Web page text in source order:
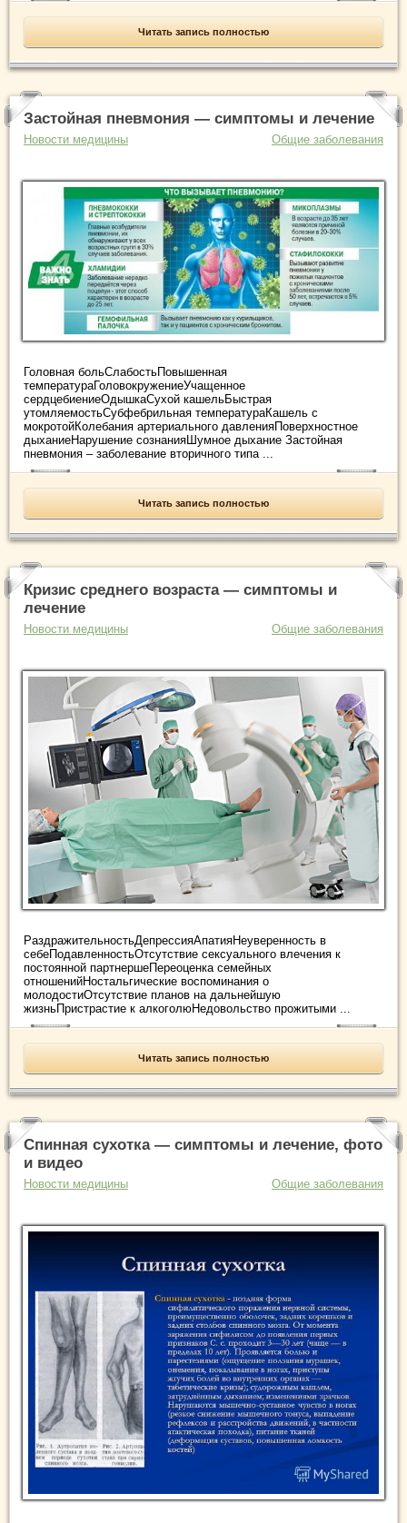
Читать запись полностью
Застойная пневмония — симптомы и лечение
Новости медицины Общие заболевания
Головная больСлабостьПовышенная
температураГоловокружениеУчащенное
сердцебиениеОдышкаСухой кашельБыстрая
утомляемостьСубфебрильная температураКашель с
мокротойКолебания артериального давленияПоверхностное
дыханиеНарушение сознанияШумное дыхание Застойная
пневмония – заболевание вторичного типа ...
Читать запись полностью
Кризис среднего возраста — симптомы и
лечение
Новости медицины Общие заболевания
РаздражительностьДепрессияАпатияНеуверенность в
себеПодавленностьОтсутствие сексуального влечения к
постоянной партнершеПереоценка семейных
отношенийНостальгические воспоминания о
молодостиОтсутствие планов на дальнейшую
жизньПристрастие к алкоголюНедовольство прожитыми ...
Читать запись полностью
Спинная сухотка — симптомы и лечение, фото
и видео
Новости медицины Общие заболевания